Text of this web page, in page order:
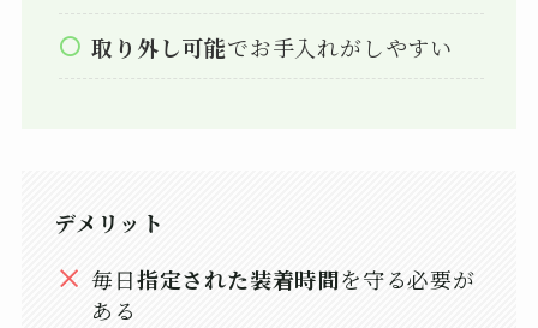
取り外し可能でお手入れがしやすい
デメリット
毎日指定された装着時間を守る必要が
ある